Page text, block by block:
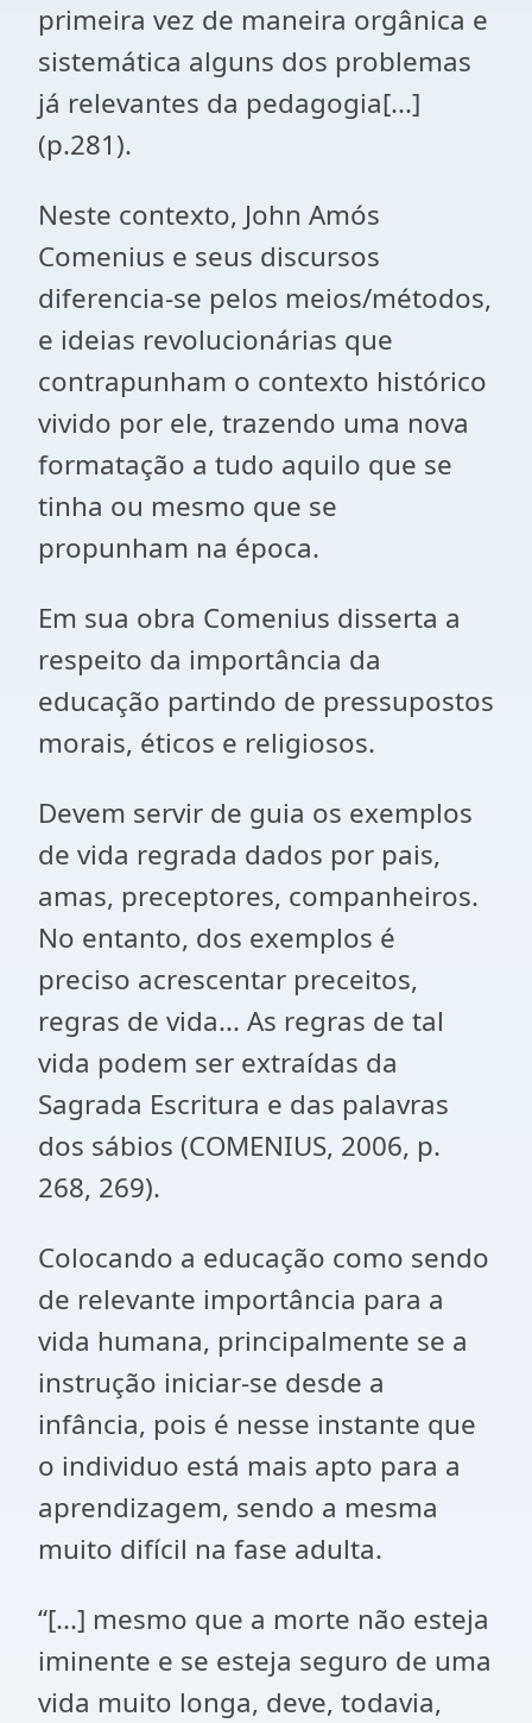
primeira vez de maneira orgânica e
sistemática alguns dos problemas
já relevantes da pedagogia[...]
(p.281).
Neste contexto, John Amós
Comenius e seus discursos
diferencia-se pelos meios/métodos,
e ideias revolucionárias que
contrapunham o contexto histórico
vivido por ele, trazendo uma nova
formatação a tudo aquilo que se
tinha ou mesmo que se
propunham na época.
Em sua obra Comenius disserta a
respeito da importância da
educação partindo de pressupostos
morais, éticos e religiosos.
Devem servir de guia os exemplos
de vida regrada dados por pais,
amas, preceptores, companheiros.
No entanto, dos exemplos é
preciso acrescentar preceitos,
regras de vida... As regras de tal
vida podem ser extraídas da
Sagrada Escritura e das palavras
dos sábios (COMENIUS, 2006, p.
268, 269).
Colocando a educação como sendo
de relevante importância para a
vida humana, principalmente se a
instrução iniciar-se desde a
infância, pois é nesse instante que
o individuo está mais apto para a
aprendizagem, sendo a mesma
muito difícil na fase adulta.
“[...] mesmo que a morte não esteja
iminente e se esteja seguro de uma
vida muito longa, deve, todavia,